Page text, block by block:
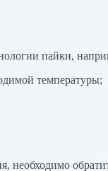
пайки,
температуры;
необходимо